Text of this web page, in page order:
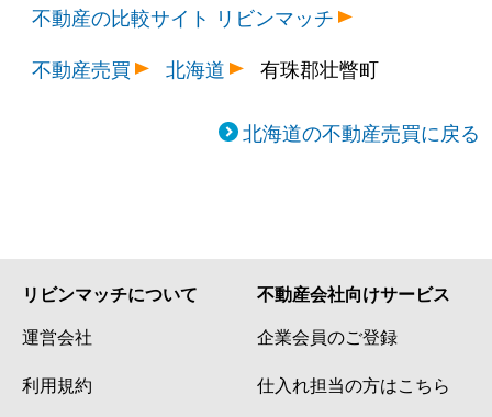
不動産の比較サイト リビンマッチ
不動産売買
北海道 有珠郡壮瞥町
北海道の不動産売買に戻る
リビンマッチについて
運営会社
利用規約
不動産会社向けサービス
企業会員のご登録
仕入れ担当の方はこちら